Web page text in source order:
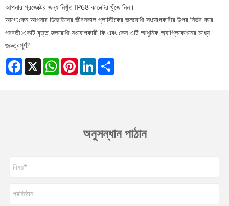
আপনার প্রজেক্টের জন্য নিখুঁত IP68 কানেক্টর খুঁজে নিন।
আগে:কেন আপনার ডিভাইসের জীবনকাল প্লাস্টিকের জলরোধী সংযোগকারীর উপর নির্ভর করে
পরবর্তী:একটি বৃত্ত জলরোধী সংযোগকারী কি এবং কেন এটি আধুনিক অ্যাপ্লিকেশনের মধ্যে
গুরুত্বপূর্ণ?
Facebook
X WhatsAppPinterestLinkedIn
অনুসন্ধান পাঠান